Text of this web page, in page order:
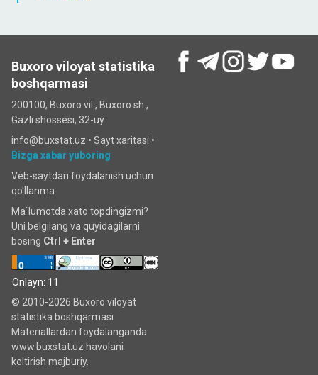
Buxoro viloyat statistika
boshqarmasi
200100, Buxoro vil., Buxoro sh.,
Gazli shossesi, 32-uy
info@buxstat.uz • Sayt xaritasi •
Bizga xabar yuboring
Veb-saytdan foydalanish uchun
qo'llanma
Ma`lumotda xato topdingizmi?
Uni belgilang va quyidagilarni
bosing Ctrl + Enter
Onlayn: 11
© 2010-2026 Buxoro viloyat
statistika boshqarmasi
Materiallardan foydalanganda
www.buxstat.uz havolani
keltirish majburiy.